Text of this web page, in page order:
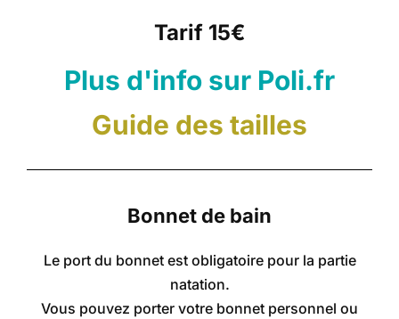
Tarif 15€
Plus d'info sur Poli.fr
Guide des tailles
Bonnet de bain
Le port du bonnet est obligatoire pour la partie
natation.
Vous pouvez porter votre bonnet personnel ou